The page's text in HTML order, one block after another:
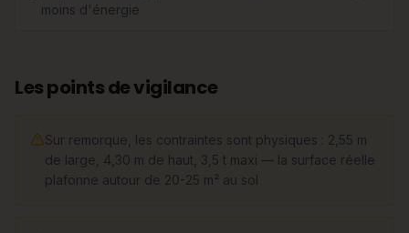
moins d'énergie
Les points de vigilance
Sur remorque, les contraintes sont physiques : 2,55 m
de large, 4,30 m de haut, 3,5 t maxi — la surface réelle
plafonne autour de 20-25 m² au sol